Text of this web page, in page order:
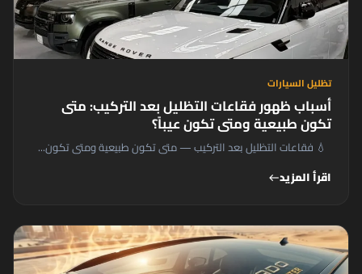
تظليل السيارات
أسباب ظهور فقاعات التظليل بعد التركيب: متى
تكون طبيعية ومتى تكون عيباً؟
💧 فقاعات التظليل بعد التركيب — متى تكون طبيعية ومتى تكون...
اقرأ المزيدwest